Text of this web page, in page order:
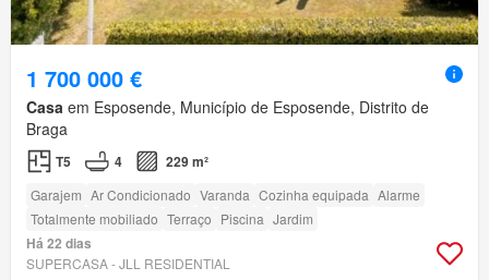
1 700 000 €
Casa em Esposende, Município de Esposende, Distrito de
Braga
T5 4 229 m²
Garajem Ar Condicionado Varanda Cozinha equipada Alarme
Totalmente mobiliado Terraço Piscina Jardim
Há 22 dias
SUPERCASA - JLL RESIDENTIAL